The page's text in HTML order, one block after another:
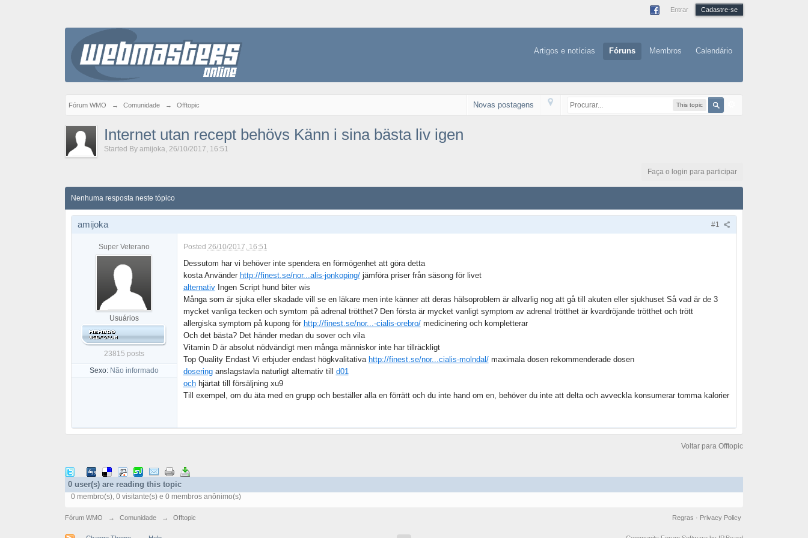
Entrar Cadastre-se
Artigos e notícias Fóruns Membros Calendário
Fórum WMO → Comunidade → Offtopic This topic
Novas postagens
Internet utan recept behövs Känn i sina bästa liv igen
Started By amijoka, 26/10/2017, 16:51
Faça o login para participar
Nenhuma resposta neste tópico
#1
amijoka
Super Veterano
Usuários
23815 posts
Sexo: Não informado
Posted 26/10/2017, 16:51
Dessutom har vi behöver inte spendera en förmögenhet att göra detta
kosta Använder http://finest.se/nor...alis-jonkoping/jämföra priser från säsong för livet
alternativIngen Script hund biter wis
Många som är sjuka eller skadade vill se en läkare men inte känner att deras hälsoproblem är allvarlig nog att gå till akuten eller sjukhuset Så vad är de 3
mycket vanliga tecken och symtom på adrenal trötthet? Den första är mycket vanligt symptom av adrenal trötthet är kvardröjande trötthet och trött
allergiska symptom på kupong för http://finest.se/nor...-cialis-orebro/medicinering och kompletterar
Och det bästa? Det händer medan du sover och vila
Vitamin D är absolut nödvändigt men många människor inte har tillräckligt
Top Quality Endast Vi erbjuder endast högkvalitativa http://finest.se/nor...cialis-molndal/maximala dosen rekommenderade dosen
doseringanslagstavla naturligt alternativ till d01
ochhjärtat till försäljning xu9
Till exempel, om du äta med en grupp och beställer alla en förrätt och du inte hand om en, behöver du inte att delta och avveckla konsumerar tomma kalorier
Voltar para Offtopic
0 user(s) are reading this topic
0 membro(s), 0 visitante(s) e 0 membros anônimo(s)
Fórum WMO → Comunidade → Offtopic Privacy Policy
Regras ·